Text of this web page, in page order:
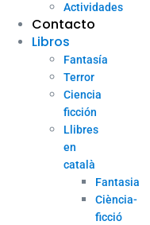
Actividades
Contacto
Libros
Fantasía
Terror
Ciencia
ficción
Llibres
en
català
Fantasia
Ciència-
ficció